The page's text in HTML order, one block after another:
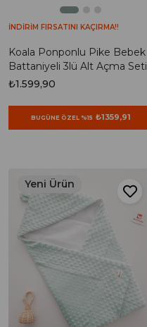
Koala Ponponlu Pike Bebek
Battaniyeli 3lü Alt Açma Seti
₺1.599,90
BUGÜNE ÖZEL %15 ₺1359,91
İNDİRİM FIRSATINI KAÇIRMA!!
Yeni Ürün